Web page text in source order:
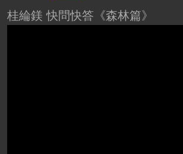
桂綸鎂 快問快答《森林篇》